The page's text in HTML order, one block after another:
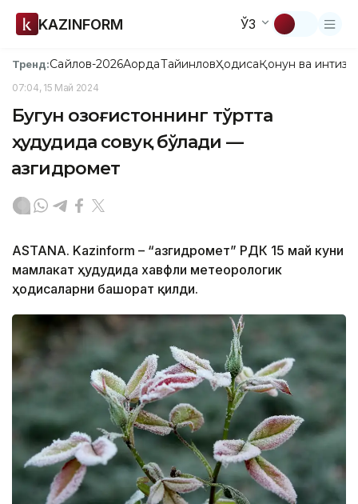
KAZINFORM ЎЗ
Тренд:Сайлов-2026АқордаТайинловҲодисаҚонун ва
07:04, 15 Май 2024
Бугун Қозоғистоннинг тўртта
ҳудудида совуқ бўлади —
Қазгидромет
ASTANA. Kazinform – “Қазгидромет” РДК 15 май куни
мамлакат ҳудудида хавфли метеорологик
ҳодисаларни башорат қилди.